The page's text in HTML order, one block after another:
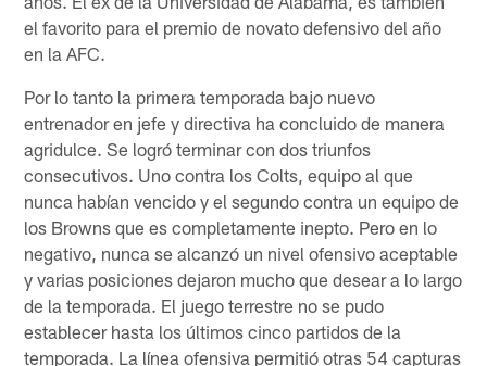
el favorito para el premio de novato defensivo del año
en la AFC.
Por lo tanto la primera temporada bajo nuevo
entrenador en jefe y directiva ha concluido de manera
agridulce. Se logró terminar con dos triunfos
consecutivos. Uno contra los Colts, equipo al que
nunca habían vencido y el segundo contra un equipo de
los Browns que es completamente inepto. Pero en lo
negativo, nunca se alcanzó un nivel ofensivo aceptable
y varias posiciones dejaron mucho que desear a lo largo
de la temporada. El juego terrestre no se pudo
establecer hasta los últimos cinco partidos de la
temporada. La línea ofensiva permitió otras 54 capturas